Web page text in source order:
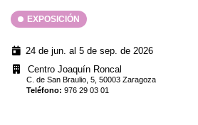
EXPOSICIÓN
24 de jun. al 5 de sep. de 2026
Centro Joaquín Roncal
C. de San Braulio, 5, 50003 Zaragoza
Teléfono:976 29 03 01